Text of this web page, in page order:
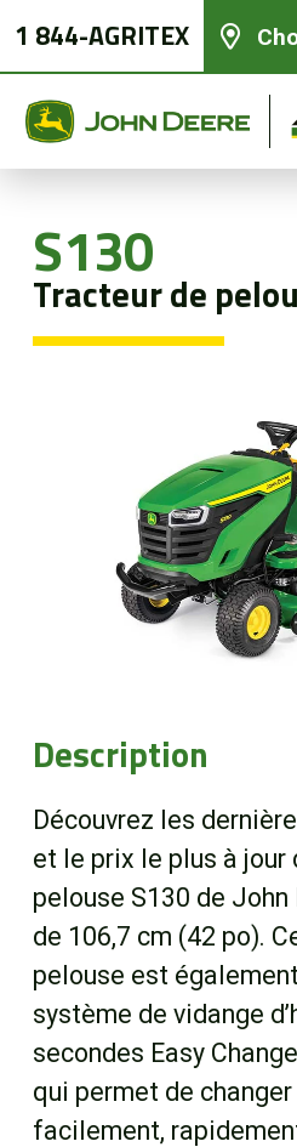
1 844-AGRITEX
S130
Tracteur de
Description
Découvrez les
et le prix le plus à jour
pelouse S130 de
de 106,7 cm (42 po).
pelouse est
système de vidange
secondes Easy
qui permet de
facilement,
Équipements neufs
Équipements usagés
Pièces et services
Agriculture de
Boutique
À propos
Promotions
Carrières
Actualités
Nous joindre
EN